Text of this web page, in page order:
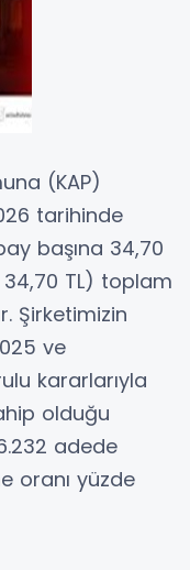
(KAP)
tarihinde
başına 34,70
34,70 TL) toplam
Şirketimizin
ve
kararlarıyla
olduğu
adede
oranı yüzde